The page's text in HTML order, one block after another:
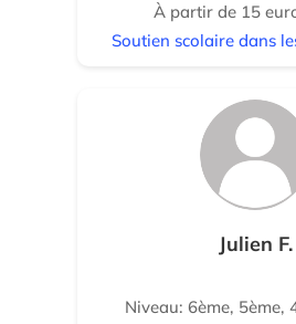
À partir de 15
Soutien scolaire dans
Julien F.
Niveau: 6ème, 5ème,